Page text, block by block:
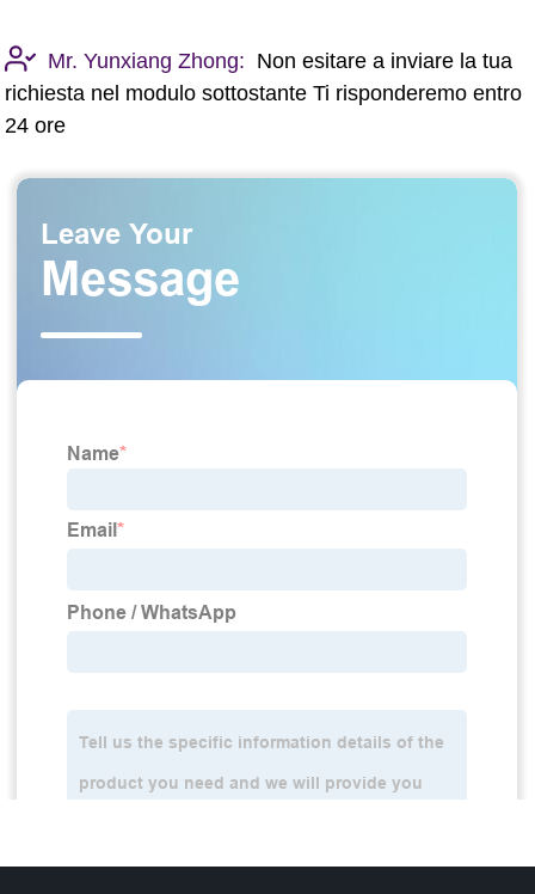
Mr. Yunxiang Zhong: Non esitare a inviare la tua
richiesta nel modulo sottostante Ti risponderemo entro
24 ore